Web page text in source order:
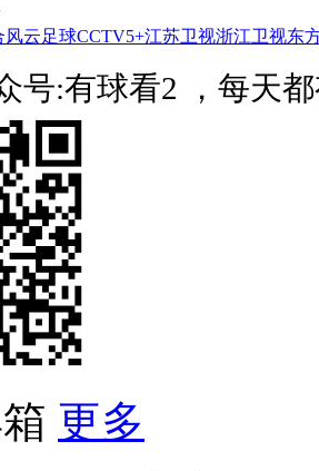
风云足球CCTV5+江苏卫视浙江卫视东
号:有球看2 ，每天
更多